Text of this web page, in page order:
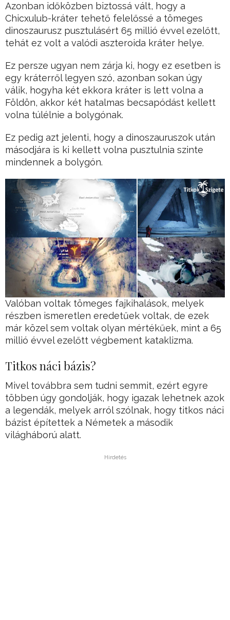
Azonban időközben biztossá vált, hogy a
Chicxulub-kráter tehető felelőssé a tömeges
dinoszaurusz pusztulásért 65 millió évvel ezelőtt,
tehát ez volt a valódi aszteroida kráter helye.
Ez persze ugyan nem zárja ki, hogy ez esetben is
egy kráterről legyen szó, azonban sokan úgy
válik, hogyha két ekkora kráter is lett volna a
Földön, akkor két hatalmas becsapódást kellett
volna túlélnie a bolygónak.
Ez pedig azt jelenti, hogy a dinoszauruszok után
másodjára is ki kellett volna pusztulnia szinte
mindennek a bolygón.
Valóban voltak tömeges fajkihalások, melyek
részben ismeretlen eredetűek voltak, de ezek
már közel sem voltak olyan mértékűek, mint a 65
millió évvel ezelőtt végbement kataklizma.
Titkos náci bázis?
Mivel továbbra sem tudni semmit, ezért egyre
többen úgy gondolják, hogy igazak lehetnek azok
a legendák, melyek arról szólnak, hogy titkos náci
bázist építettek a Németek a második
világháború alatt.
Hirdetés